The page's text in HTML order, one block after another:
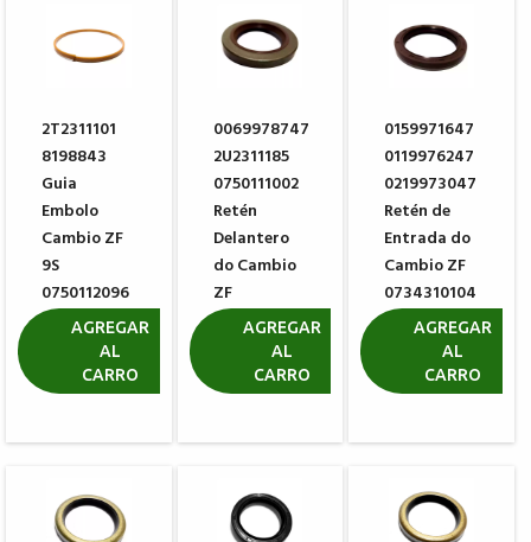
2T2311101
8198843
Guia
Embolo
Cambio ZF
9S
0750112096
R$ 80,30
AGREGAR
AL
CARRO
0069978747
2U2311185
0750111002
Retén
Delantero
do Cambio
ZF
0734310110
R$ 66,17
AGREGAR
AL
CARRO
0159971647
0119976247
0219973047
Retén de
Entrada do
Cambio ZF
0734310104
R$ 106,80
AGREGAR
AL
CARRO